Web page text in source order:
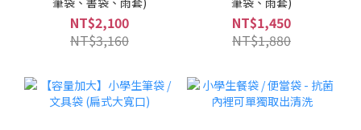
NT$2,100
NT$3,160
NT$1,450
NT$1,880